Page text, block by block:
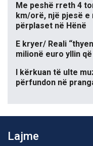
Me peshë rreth 4
km/orë, një pjesë e
përplaset në Hënë
E kryer/ Reali
milionë euro yllin
I kërkuan të ulte
përfundon në
Lajme